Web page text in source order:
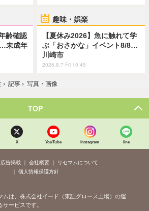
齢確認
未成年
趣味・娯楽
【夏休み2026】魚に触れて学
ぶ「おさかな」イベント8/8…
川崎市
2026.8.7 Fri 10:45
› 記事 › 写真・画像
TOP
X YouTube Instagram line
広告掲載 会社概要
リセマムについて
個人情報保護方針
ムは、株式会社イード（東証グロース上場）の運
サービスです。